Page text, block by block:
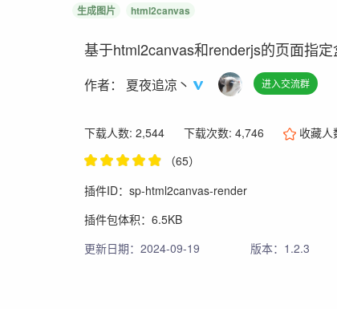
生成图片
html2canvas
基于html2canvas和renderjs的页面指
作者： 夏夜追凉丶 进入交流群
下载人数: 2,544 下载次数: 4,746 收藏人
（65）
插件ID：sp-html2canvas-render
插件包体积：6.5KB
更新日期：2024-09-19
版本：1.2.3